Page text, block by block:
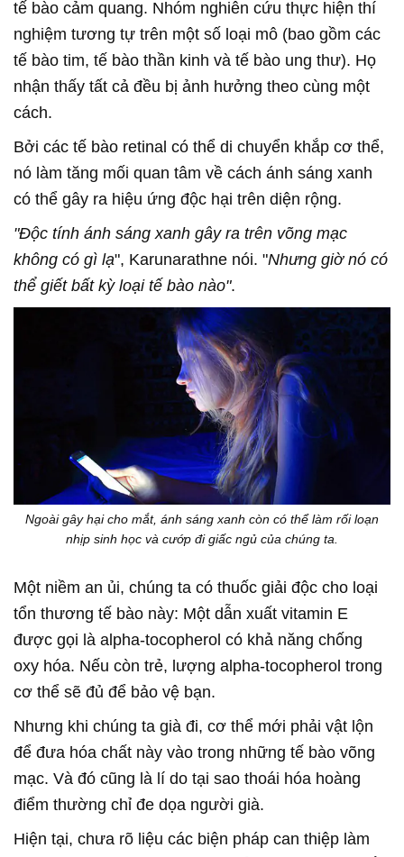
tế bào cảm quang. Nhóm nghiên cứu thực hiện thí
nghiệm tương tự trên một số loại mô (bao gồm các
tế bào tim, tế bào thần kinh và tế bào ung thư). Họ
nhận thấy tất cả đều bị ảnh hưởng theo cùng một
cách.
Bởi các tế bào retinal có thể di chuyển khắp cơ thể,
nó làm tăng mối quan tâm về cách ánh sáng xanh
có thể gây ra hiệu ứng độc hại trên diện rộng.
"Độc tính ánh sáng xanh gây ra trên võng mạc
không có gì lạ", Karunarathne nói. "Nhưng giờ nó có
thể giết bất kỳ loại tế bào nào".
Ngoài gây hại cho mắt, ánh sáng xanh còn có thể làm rối loạn
nhịp sinh học và cướp đi giấc ngủ của chúng ta.
Một niềm an ủi, chúng ta có thuốc giải độc cho loại
tổn thương tế bào này: Một dẫn xuất vitamin E
được gọi là alpha-tocopherol có khả năng chống
oxy hóa. Nếu còn trẻ, lượng alpha-tocopherol trong
cơ thể sẽ đủ để bảo vệ bạn.
Nhưng khi chúng ta già đi, cơ thể mới phải vật lộn
để đưa hóa chất này vào trong những tế bào võng
mạc. Và đó cũng là lí do tại sao thoái hóa hoàng
điểm thường chỉ đe dọa người già.
Hiện tại, chưa rõ liệu các biện pháp can thiệp làm